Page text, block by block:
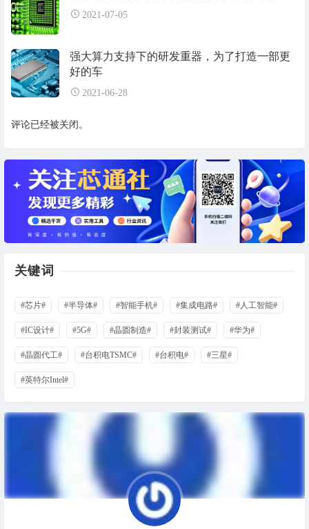
2021-07-05
强大算力支持下的研发重器，为了打造一部更
好的车
2021-06-28
评论已经被关闭。
关键词
#芯片# #半导体# #智能手机# #集成电路# #人工智能#
#IC设计# #5G# #晶圆制造# #封装测试# #华为#
#晶圆代工# #台积电TSMC# #台积电# #三星#
#英特尔Intel#